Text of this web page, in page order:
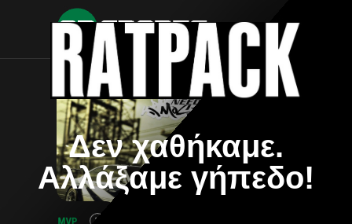
Δεν χαθήκαμε.
Αλλάξαμε γήπεδο!